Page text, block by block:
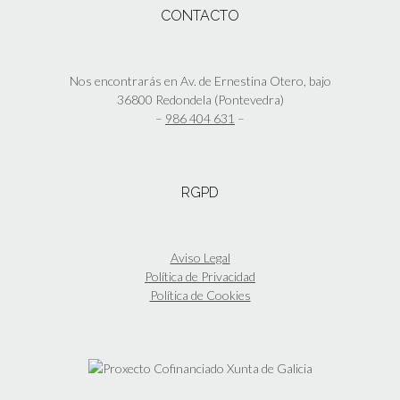
producto
opciones
elegir
en
la
CONTACTO
Nos encontrarás en Av. de Ernestina Otero, bajo
36800 Redondela (Pontevedra)
– 986 404 631 –
RGPD
Aviso Legal
Política de Privacidad
Política de Cookies